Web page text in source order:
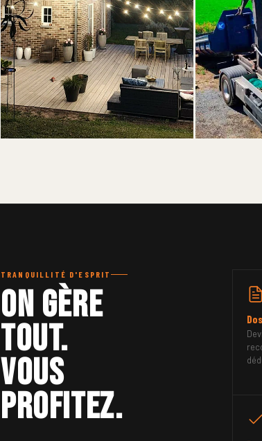
Stabipro, seuls dans la région.
un seul
mesure.
et reprise
TRANQUILLITÉ D'ESPRIT
On gère
tout.
Vous
profitez.